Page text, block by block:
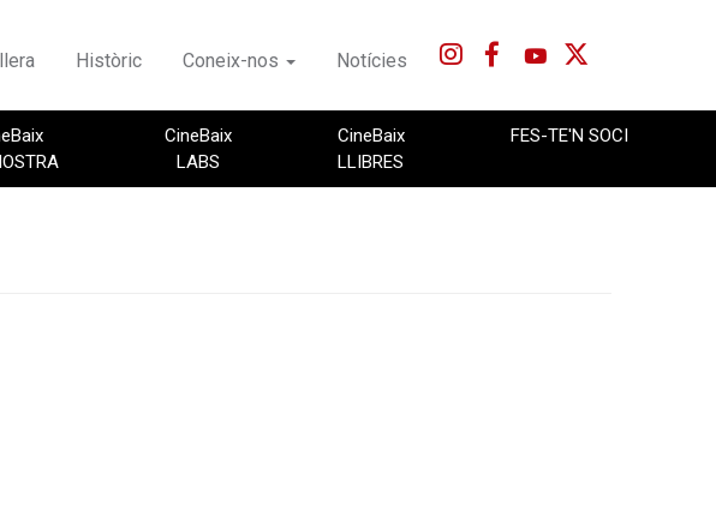
Històric Coneix-nos Notícies
CineBaix
LABS
CineBaix
LLIBRES
FES-TE'N SOCI